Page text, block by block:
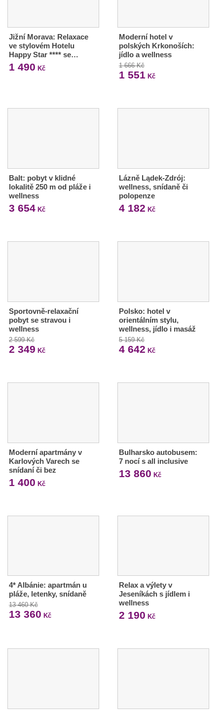
Jižní Morava: Relaxace
ve stylovém Hotelu
Happy Star **** se…
1 490 Kč
Moderní hotel v
polských Krkonoších:
jídlo a wellness
1 666 Kč
1 551 Kč
Balt: pobyt v klidné
lokalitě 250 m od pláže i
wellness
3 654 Kč
Lázně Lądek-Zdrój:
wellness, snídaně či
polopenze
4 182 Kč
Sportovně-relaxační
pobyt se stravou i
wellness
2 599 Kč
2 349 Kč
Polsko: hotel v
orientálním stylu,
wellness, jídlo i masáž
5 159 Kč
4 642 Kč
Moderní apartmány v
Karlových Varech se
snídaní či bez
1 400 Kč
Bulharsko autobusem:
7 nocí s all inclusive
13 860 Kč
4* Albánie: apartmán u
pláže, letenky, snídaně
13 460 Kč
13 360 Kč
Relax a výlety v
Jeseníkách s jídlem i
wellness
2 190 Kč